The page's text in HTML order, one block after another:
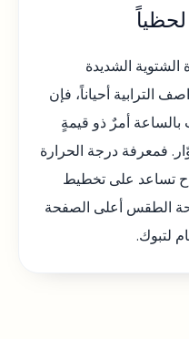
الشتوية الشديدة
الترابية أحياناً، فإن
أمرٌ ذو قيمةٍ
فمعرفة درجة الحرارة
تساعد على تخطيط
الطقس أعلى الصفحة
لتبوك.